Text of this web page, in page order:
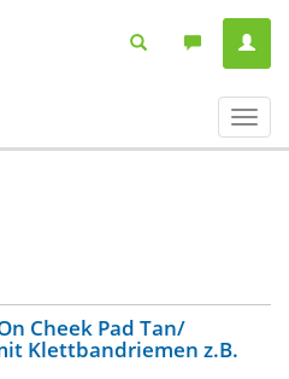
ein-/
Cheek Pad Tan/
Klettbandriemen z.B.